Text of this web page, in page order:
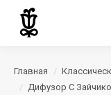
Главная
Дифузор С